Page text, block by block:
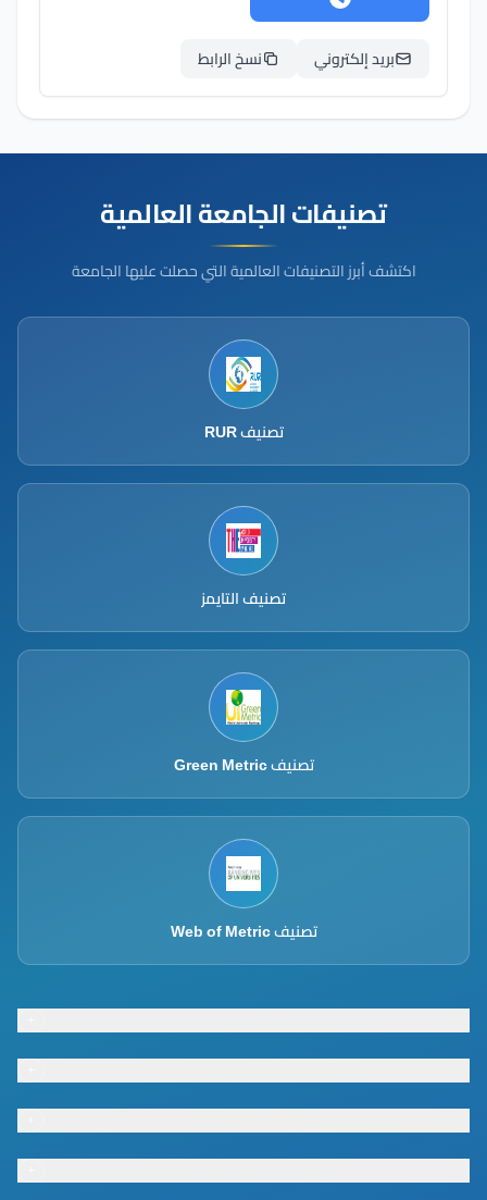
بريد إلكتروني نسخ الرابط
تصنيفات الجامعة العالمية
اكتشف أبرز التصنيفات العالمية التي حصلت عليها الجامعة
تصنيف RUR
تصنيف التايمز
تصنيف Green Metric
تصنيف Web of Metric
Footer menu
Footer menu
Footer menu
Footer menu